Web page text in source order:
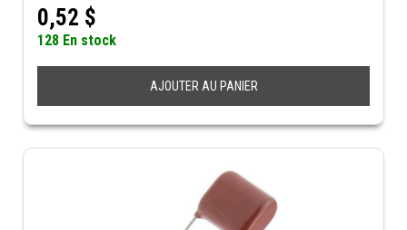
0,52 $
128 En stock
AJOUTER AU PANIER